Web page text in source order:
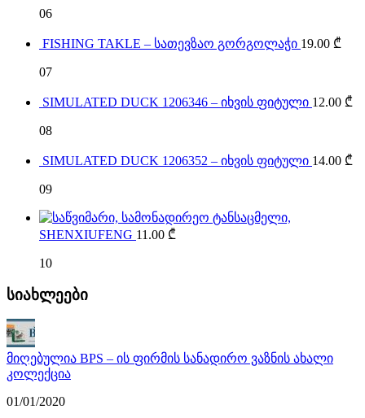
06
FISHING TAKLE – სათევზაო გორგოლაჭი 19.00 ₾
07
SIMULATED DUCK 1206346 – იხვის ფიტული 12.00 ₾
08
SIMULATED DUCK 1206352 – იხვის ფიტული 14.00 ₾
09
SHENXIUFENG 11.00 ₾
10
სიახლეები
მიღებულია BPS – ის ფირმის სანადირო ვაზნის ახალი
კოლექცია
01/01/2020